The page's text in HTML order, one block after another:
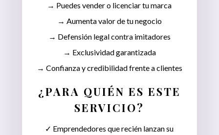
→ Puedes vender o licenciar tu marca
→ Aumenta valor de tu negocio
→ Defensión legal contra imitadores
→ Exclusividad garantizada
→ Confianza y credibilidad frente a clientes
¿PARA QUIÉN ES ESTE
SERVICIO?
✓ Emprendedores que recién lanzan su